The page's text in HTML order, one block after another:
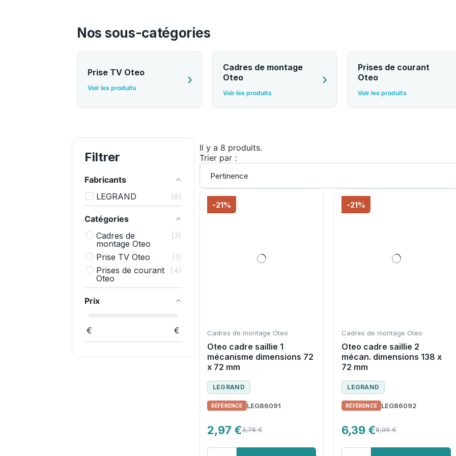
Nos sous-catégories
Prise TV Oteo
Voir les produits
Cadres de montage
Oteo
Voir les produits
Prises de courant
Oteo
Voir les produits
Filtrer
Fabricants
LEGRAND
8
Catégories
Cadres de
montage Oteo
3
Prise TV Oteo
1
Prises de courant
Oteo
4
Prix
€ €
Il y a 8 produits.
Trier par :
-21%
Cadres de montage Oteo
Oteo cadre saillie 1
mécanisme dimensions 72
x 72 mm
LEGRAND
LEG86091
2,97 €3,76 €
-21%
Cadres de montage Oteo
Oteo cadre saillie 2
mécan. dimensions 138 x
72 mm
LEGRAND
LEG86092
6,39 €8,09 €